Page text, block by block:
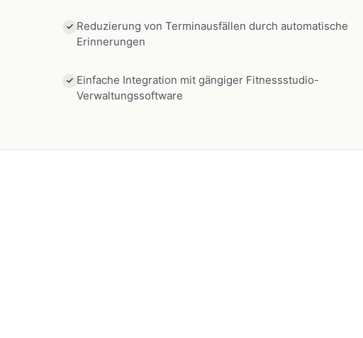
Reduzierung von Terminausfällen durch automatische
Erinnerungen
Einfache Integration mit gängiger Fitnessstudio-
Verwaltungssoftware